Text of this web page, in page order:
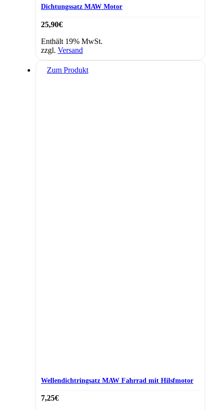
Dichtungssatz MAW Motor
25,90€
Enthält 19% MwSt.
zzgl. Versand
Zum Produkt
Wellendichtringsatz MAW Fahrrad mit Hilsfmotor
7,25€